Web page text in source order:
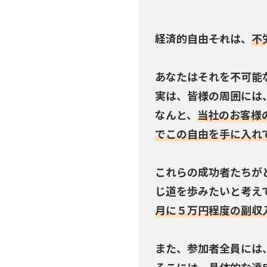
経済的自由――それは、不
あなたはそれを不可
実は、皆様の周囲に
なんと、当社のお客様
でこの自由を手に入れ
これらの成功者たち
じ道を歩みたいと考
月に５万円程度の副
また、参加者全員に